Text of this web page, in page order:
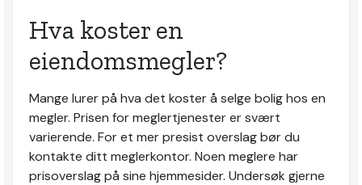
Hva koster en
eiendomsmegler?
Mange lurer på hva det koster å selge bolig hos en
megler. Prisen for meglertjenester er svært
varierende. For et mer presist overslag bør du
kontakte ditt meglerkontor. Noen meglere har
prisoverslag på sine hjemmesider. Undersøk gjerne